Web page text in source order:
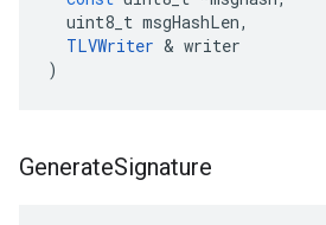
uint8_t msgHashLen,
TLVWriter & writer
)
GenerateSignature